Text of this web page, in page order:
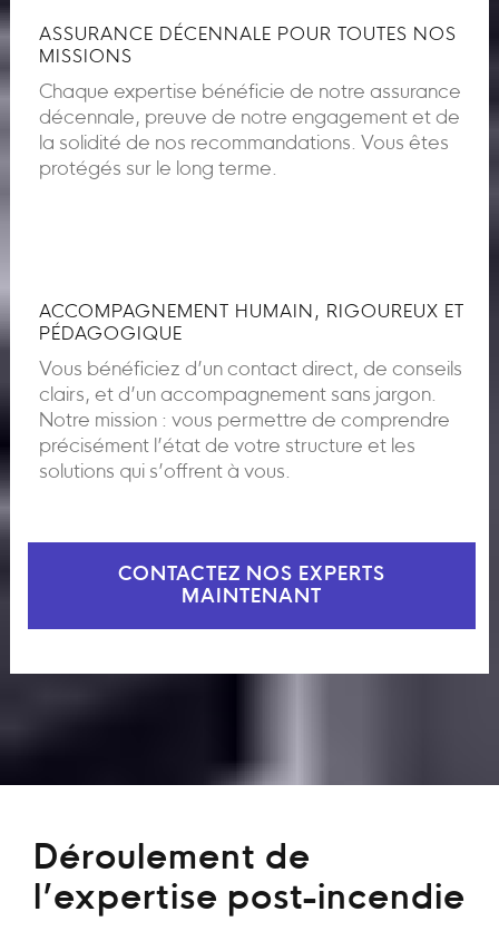
ASSURANCE DÉCENNALE POUR TOUTES NOS
MISSIONS
Chaque expertise bénéficie de notre assurance
décennale, preuve de notre engagement et de
la solidité de nos recommandations. Vous êtes
protégés sur le long terme.
ACCOMPAGNEMENT HUMAIN, RIGOUREUX ET
PÉDAGOGIQUE
Vous bénéficiez d’un contact direct, de conseils
clairs, et d’un accompagnement sans jargon.
Notre mission : vous permettre de comprendre
précisément l’état de votre structure et les
solutions qui s’offrent à vous.
CONTACTEZ NOS EXPERTS
MAINTENANT
Déroulement de
l’expertise post-incendie